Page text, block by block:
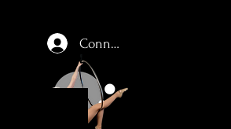
Connexion